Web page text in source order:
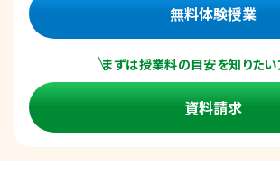
無料体験授業
まずは授業料の目安を知りた
資料請求